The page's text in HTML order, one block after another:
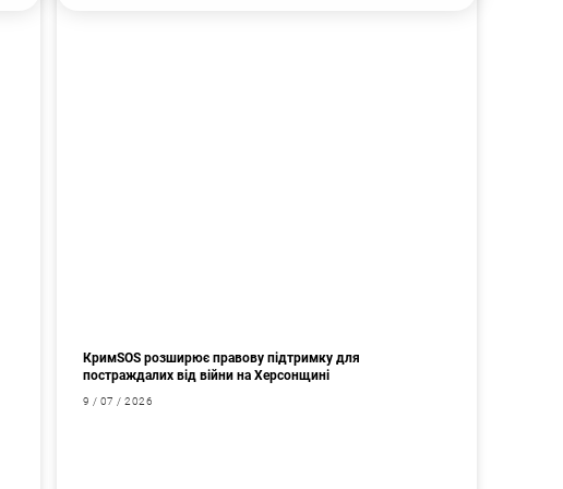
КримSOS розширює правову підтримку для
постраждалих від війни на Херсонщині
9 / 07 / 2026